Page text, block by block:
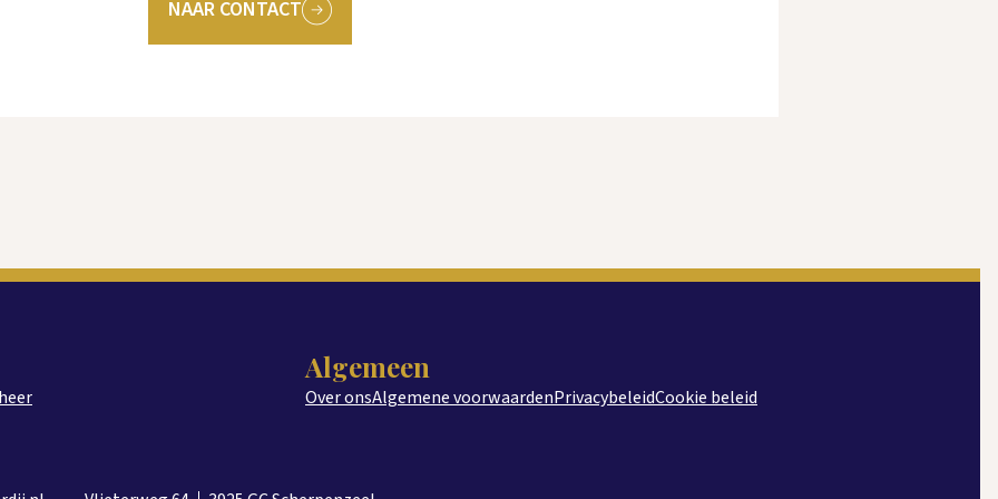
gebouwd met spouwmuren en het voorgedeelte van
van de schuur met B&B is maar liefst 428 m2. In de
watervoorziening en krachtstroom. De automatische
NAAR CONTACT
Algemeen
Over onsAlgemene voorwaardenPrivacybeleidCookie beleid